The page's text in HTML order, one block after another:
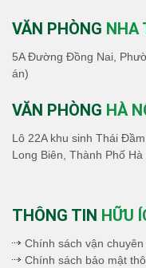
VĂN PHÒNG NHA
5A Đường Đồng Nai,
án)
VĂN PHÒNG HÀ
Lô 22A khu sinh Thái
Long Biên, Thành Phố Hà
THÔNG TIN HỮU
Chính sách vận chuyên
Chính sách bảo mật